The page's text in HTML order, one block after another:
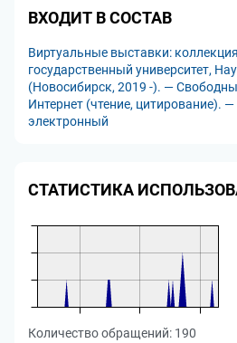
ВХОДИТ В СОСТАВ
Виртуальные выставки:
государственный университет,
(Новосибирск, 2019 -). —
Интернет (чтение, цитирование).
электронный
СТАТИСТИКА
Количество обращений: 190